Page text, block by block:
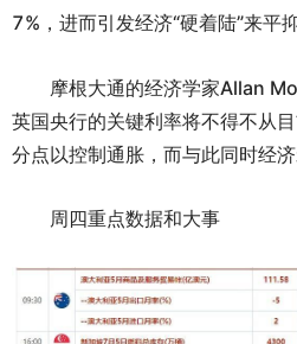
7%，进而引发经济“硬着陆”来平抑
摩根大通的经济学家Allan
英国央行的关键利率将不得不从
分点以控制通胀，而与此同时经济
周四重点数据和大事